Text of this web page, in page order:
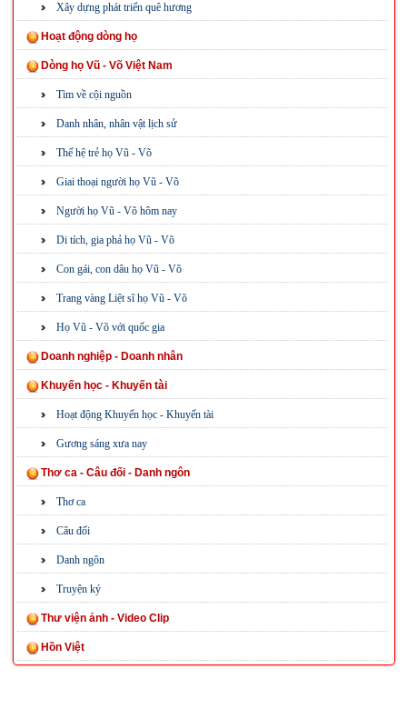
Xây dựng phát triển quê hương
Hoạt động dòng họ
Dòng họ Vũ - Võ Việt Nam
Tìm về cội nguồn
Danh nhân, nhân vật lịch sử
Thế hệ trẻ họ Vũ - Võ
Giai thoại người họ Vũ - Võ
Người họ Vũ - Võ hôm nay
Di tích, gia phả họ Vũ - Võ
Con gái, con dâu họ Vũ - Võ
Trang vàng Liệt sĩ họ Vũ - Võ
Họ Vũ - Võ với quốc gia
Doanh nghiệp - Doanh nhân
Khuyến học - Khuyến tài
Hoạt động Khuyến học - Khuyến tài
Gương sáng xưa nay
Thơ ca - Câu đối - Danh ngôn
Thơ ca
Câu đối
Danh ngôn
Truyện ký
Thư viện ảnh - Video Clip
Hồn Việt